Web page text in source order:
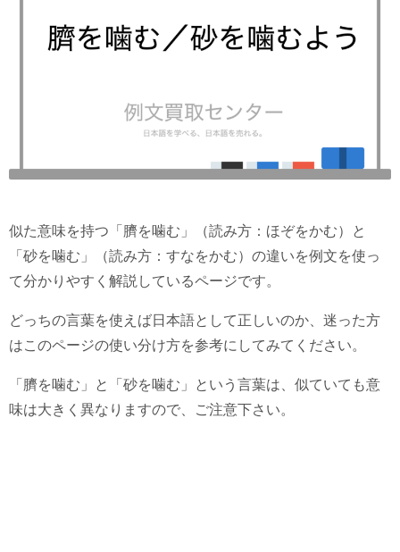
似た意味を持つ「臍を噛む」（読み方：ほぞをかむ）と
「砂を噛む」（読み方：すなをかむ）の違いを例文を使っ
て分かりやすく解説しているページです。
どっちの言葉を使えば日本語として正しいのか、迷った方
はこのページの使い分け方を参考にしてみてください。
「臍を噛む」と「砂を噛む」という言葉は、似ていても意
味は大きく異なりますので、ご注意下さい。